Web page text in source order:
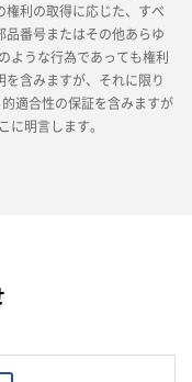
利の取得に応じた、すべ
番号またはその他あらゆ
ような行為であっても権利
含みますが、それに限り
適合性の保証を含みますが
明言します。